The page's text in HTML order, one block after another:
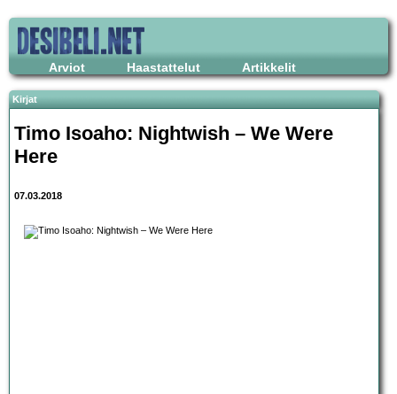
Arviot Haastattelut Artikkelit
Kirjat
Timo Isoaho: Nightwish – We Were
Here
07.03.2018